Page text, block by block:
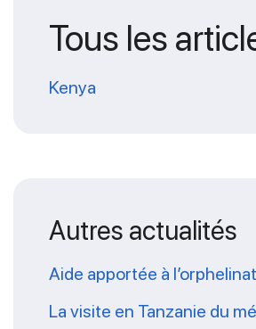
Tous les
Kenya
Autres actualités
Aide apportée à
La visite en Tanzanie du